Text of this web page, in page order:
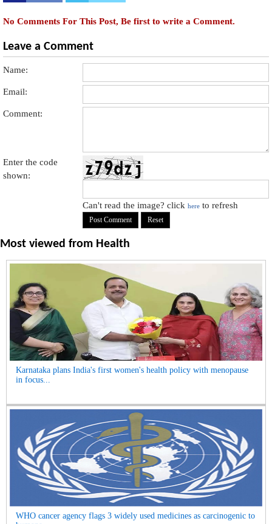
No Comments For This Post, Be first to write a Comment.
Leave a Comment
Name:
Email:
Comment:
Enter the code
shown:
Can't read the image? clickhere to refresh
Most viewed from Health
Karnataka plans India's first women's health policy with menopause
in focus...
WHO cancer agency flags 3 widely used medicines as carcinogenic to